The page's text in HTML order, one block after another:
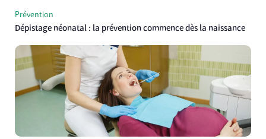
Prévention
Dépistage néonatal : la prévention commence dès la naissance